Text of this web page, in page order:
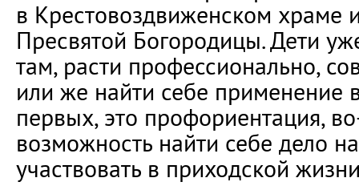
в Крестовоздвиженском храме
Пресвятой Богородицы. Дети
там, расти профессионально,
или же найти себе применение
первых, это профориентация,
возможность найти себе дело
участвовать в приходской